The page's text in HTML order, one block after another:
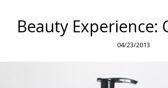
Beauty Experience:
04/23/2013